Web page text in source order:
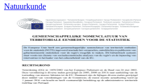
Natuurkunde